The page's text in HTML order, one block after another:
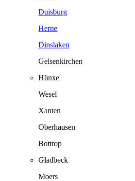
Duisburg
Herne
Dinslaken
Gelsenkirchen
Hünxe
Wesel
Xanten
Oberhausen
Bottrop
Gladbeck
Moers